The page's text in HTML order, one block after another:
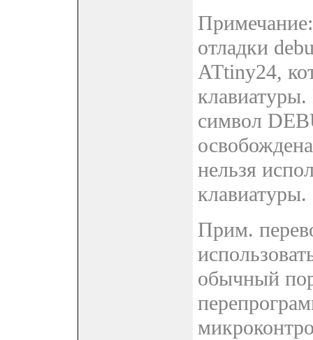
отладки
ATtiny24,
символ
нельзя
клавиатуры.
Прим.
обычный